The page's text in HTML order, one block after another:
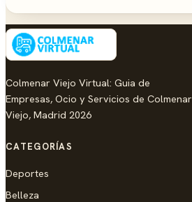
Colmenar Viejo Virtual: Guia de
Empresas, Ocio y Servicios de Colmenar
Viejo, Madrid 2026
CATEGORÍAS
Deportes
Belleza